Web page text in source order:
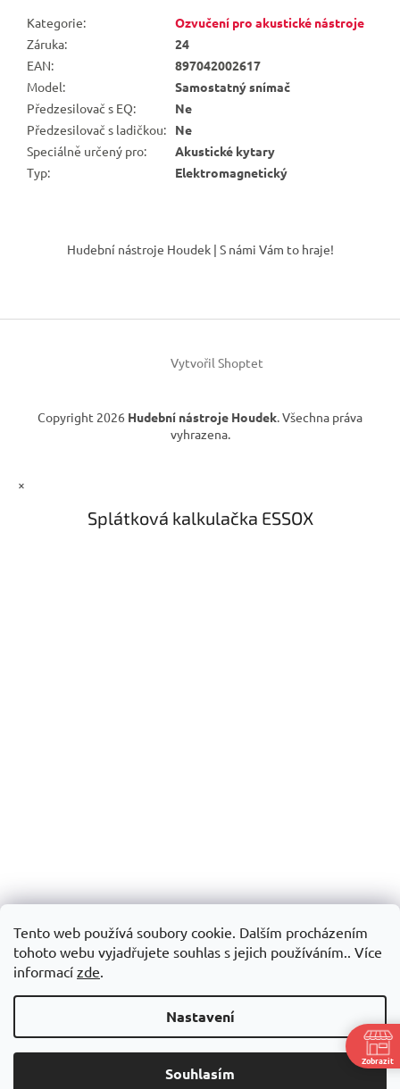
Tento web používá soubory cookie. Dalším procházením
tohoto webu vyjadřujete souhlas s jejich používáním.. Více
informací zde.
Nastavení
Souhlasím
Kategorie:
Ozvučení pro akustické nástroje
Záruka:
24
EAN:
897042002617
Model:
Samostatný snímač
Předzesilovač s EQ:
Ne
Předzesilovač s ladičkou:
Ne
Speciálně určený pro:
Akustické kytary
Typ: Elektromagnetický
í
Hudební nástroje Houdek | S námi Vám to hraje!
Vytvořil Shoptet
Copyright 2026 Hudební nástroje Houdek. Všechna práva
vyhrazena.
×
Splátková kalkulačka ESSOX
Zobrazit